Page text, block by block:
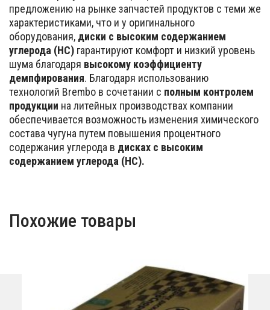
предложению на рынке запчастей продуктов с теми же
характеристиками, что и у оригинального
оборудования, диски с высоким содержанием
углерода (HC) гарантируют комфорт и низкий уровень
шума благодаря высокому коэффициенту
демпфирования. Благодаря использованию
технологий Brembo в сочетании с полным контролем
продукции на литейных производствах компании
обеспечивается возможность изменения химического
состава чугуна путем повышения процентного
содержания углерода в дисках с высоким
содержанием углерода (HC).
Похожие товары